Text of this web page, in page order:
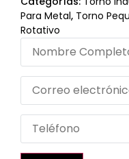
Para Metal, Torno
Rotativo